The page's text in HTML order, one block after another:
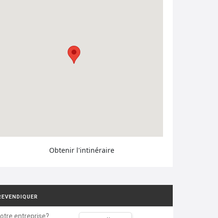
Obtenir l'intinéraire
entreprise?